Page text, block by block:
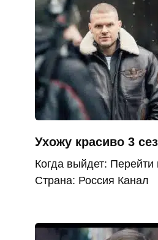
Ухожу красиво 3
Когда выйдет: Перейти
Страна: Россия Канал